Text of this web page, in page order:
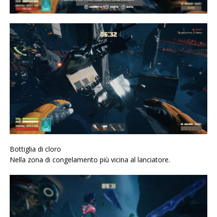
Bottiglia di cloro
Nella zona di congelamento più vicina al lanciatore.